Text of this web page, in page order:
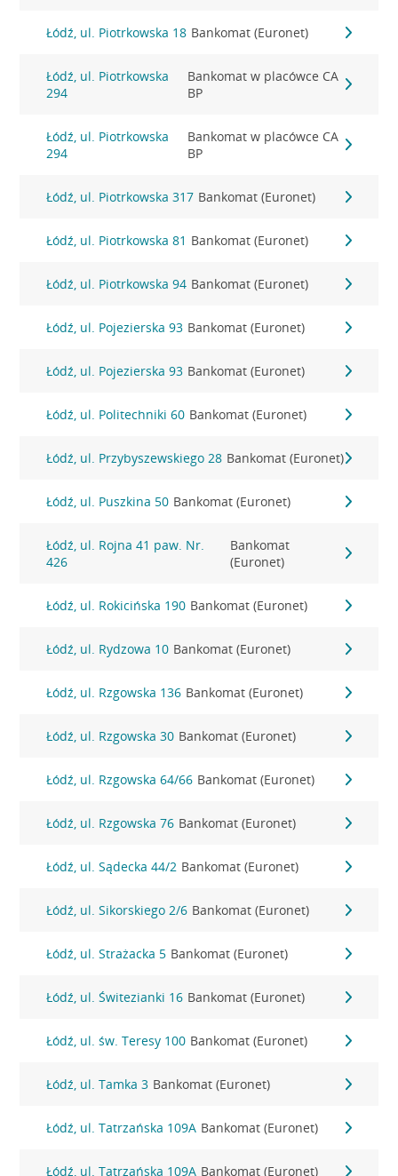
Łódź, ul. Piotrkowska 18 Bankomat (Euronet)
Łódź, ul. Piotrkowska
294
Bankomat w placówce CA
BP
Łódź, ul. Piotrkowska
294
Bankomat w placówce CA
BP
Łódź, ul. Piotrkowska 317 Bankomat (Euronet)
Łódź, ul. Piotrkowska 81 Bankomat (Euronet)
Łódź, ul. Piotrkowska 94 Bankomat (Euronet)
Łódź, ul. Pojezierska 93 Bankomat (Euronet)
Łódź, ul. Pojezierska 93 Bankomat (Euronet)
Łódź, ul. Politechniki 60 Bankomat (Euronet)
Łódź, ul. Przybyszewskiego 28 Bankomat (Euronet)
Łódź, ul. Puszkina 50 Bankomat (Euronet)
Łódź, ul. Rojna 41 paw. Nr.
426
Bankomat
(Euronet)
Łódź, ul. Rokicińska 190 Bankomat (Euronet)
Łódź, ul. Rydzowa 10 Bankomat (Euronet)
Łódź, ul. Rzgowska 136 Bankomat (Euronet)
Łódź, ul. Rzgowska 30 Bankomat (Euronet)
Łódź, ul. Rzgowska 64/66 Bankomat (Euronet)
Łódź, ul. Rzgowska 76 Bankomat (Euronet)
Łódź, ul. Sądecka 44/2 Bankomat (Euronet)
Łódź, ul. Sikorskiego 2/6 Bankomat (Euronet)
Łódź, ul. Strażacka 5 Bankomat (Euronet)
Łódź, ul. Świtezianki 16 Bankomat (Euronet)
Łódź, ul. św. Teresy 100 Bankomat (Euronet)
Łódź, ul. Tamka 3 Bankomat (Euronet)
Łódź, ul. Tatrzańska 109A Bankomat (Euronet)
Łódź, ul. Tatrzańska 109A Bankomat (Euronet)